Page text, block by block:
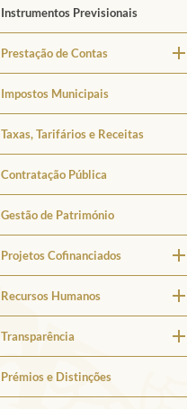
Instrumentos Previsionais
Prestação de Contas
Impostos Municipais
Taxas, Tarifários e Receitas
Contratação Pública
Gestão de Património
Projetos Cofinanciados
Recursos Humanos
Transparência
Prémios e Distinções